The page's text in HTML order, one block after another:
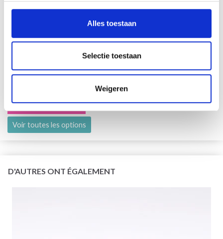
Alles toestaan
Selectie toestaan
Weigeren
DROPS KID-SILK
Voir toutes les options
D'AUTRES ONT ÉGALEMENT